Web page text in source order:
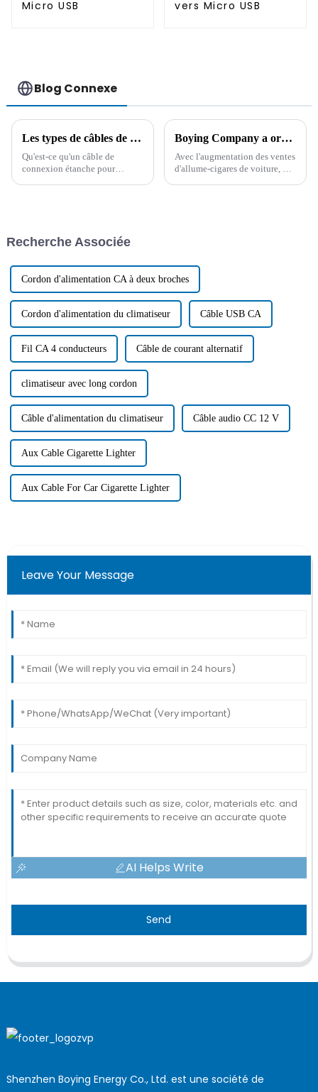
Micro USB
vers Micro USB
Blog Connexe
Les types de câbles de connexion étanches pour produits d'éclairage et leur application
Qu'est-ce qu'un câble de
connexion étanche pour
connexion étanche pour
Boying Company a organisé une réunion de gestion de la qualité pour souligner les avantages de qualité des produits de câble
Avec l'augmentation des ventes
d'allume-cigares de voiture, de
Recherche Associée
Cordon d'alimentation CA à deux broches
Cordon d'alimentation du climatiseur Câble USB CA
Fil CA 4 conducteurs Câble de courant alternatif
climatiseur avec long cordon
Câble d'alimentation du climatiseur Câble audio CC 12 V
Aux Cable Cigarette Lighter
Aux Cable For Car Cigarette Lighter
Leave Your Message
AI Helps Write
Send
Shenzhen Boying Energy Co., Ltd. est une société de